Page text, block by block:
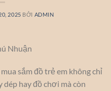
2025 BỞI ADMIN
sắm đồ trẻ em không chỉ
hay đồ chơi mà còn